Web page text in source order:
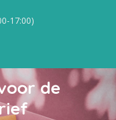
17:00)
de